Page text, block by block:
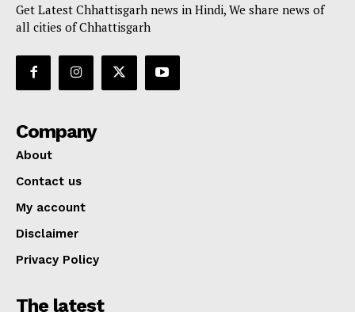
Get Latest Chhattisgarh news in Hindi, We share news of
all cities of Chhattisgarh
Company
About
Contact us
My account
Disclaimer
Privacy Policy
The latest